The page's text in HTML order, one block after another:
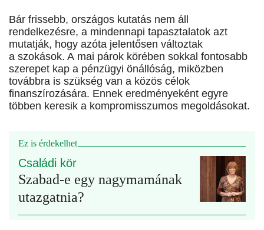
Bár frissebb, országos kutatás nem áll
rendelkezésre, a mindennapi tapasztalatok azt
mutatják, hogy azóta jelentősen változtak
a szokások. A mai párok körében sokkal fontosabb
szerepet kap a pénzügyi önállóság, miközben
továbbra is szükség van a közös célok
finanszírozására. Ennek eredményeként egyre
többen keresik a kompromisszumos megoldásokat.
Ez is érdekelhet
Családi kör
Szabad-e egy nagymamának
utazgatnia?